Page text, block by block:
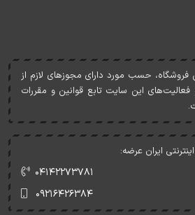
فروشگاه، حسب مورد دارای مجوزهای لازم از
اين سايت تابع قوانين و مقررات
ایران عرضه:
۰۴۱۴۲۲۷۳۷۸۱
۰۹۲۱۶۴۲۶۳۸۴